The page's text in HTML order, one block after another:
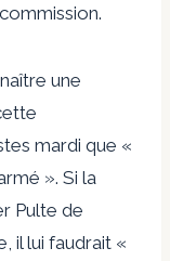
une
mardi que «
». Si la
Pulte de
il lui faudrait «